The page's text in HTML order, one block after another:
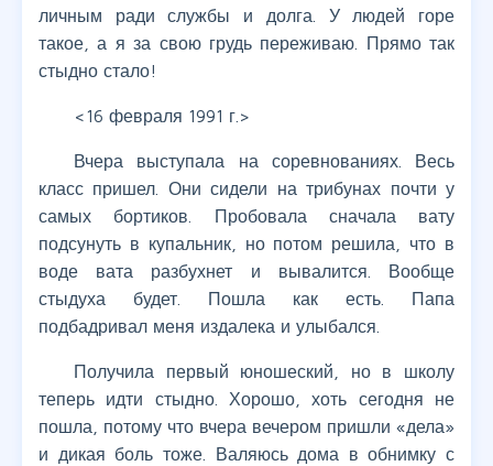
личным ради службы и долга. У людей горе
такое, а я за свою грудь переживаю. Прямо так
стыдно стало!
<16 февраля 1991 г.>
Вчера выступала на соревнованиях. Весь
класс пришел. Они сидели на трибунах почти у
самых бортиков. Пробовала сначала вату
подсунуть в купальник, но потом решила, что в
воде вата разбухнет и вывалится. Вообще
стыдуха будет. Пошла как есть. Папа
подбадривал меня издалека и улыбался.
Получила первый юношеский, но в школу
теперь идти стыдно. Хорошо, хоть сегодня не
пошла, потому что вчера вечером пришли «дела»
и дикая боль тоже. Валяюсь дома в обнимку с